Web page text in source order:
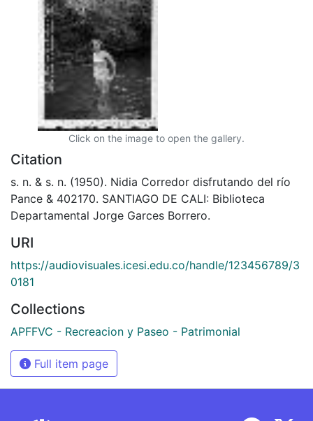
Click on the image to open the gallery.
Citation
s. n. & s. n. (1950). Nidia Corredor disfrutando del río
Pance & 402170. SANTIAGO DE CALI: Biblioteca
Departamental Jorge Garces Borrero.
URI
https://audiovisuales.icesi.edu.co/handle/123456789/3
0181
Collections
APFFVC - Recreacion y Paseo - Patrimonial
Full item page